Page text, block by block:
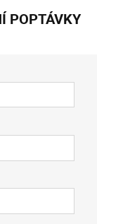
POPTÁVKY